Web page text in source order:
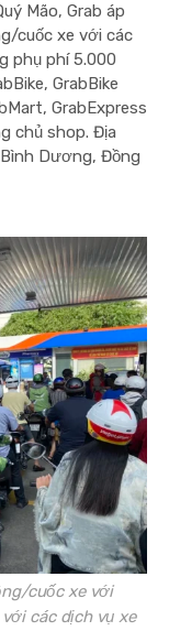
Mão, Grab áp
cuốc xe với các
phụ phí 5.000
GrabBike
GrabExpress
chủ shop. Địa
Dương, Đồng
cuốc xe với
các dịch vụ xe